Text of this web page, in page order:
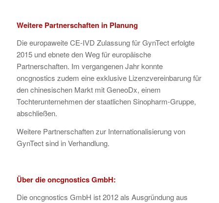
Weitere Partnerschaften in Planung
Die europaweite CE-IVD Zulassung für GynTect erfolgte
2015 und ebnete den Weg für europäische
Partnerschaften. Im vergangenen Jahr konnte
oncgnostics zudem eine exklusive Lizenzvereinbarung für
den chinesischen Markt mit GeneoDx, einem
Tochterunternehmen der staatlichen Sinopharm-Gruppe,
abschließen.
Weitere Partnerschaften zur Internationalisierung von
GynTect sind in Verhandlung.
Über die oncgnostics GmbH:
Die oncgnostics GmbH ist 2012 als Ausgründung aus